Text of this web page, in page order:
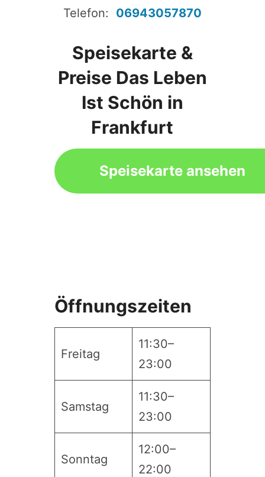
Telefon: 06943057870
Speisekarte &
Preise Das Leben
Ist Schön in
Frankfurt
Speisekarte ansehen
Öffnungszeiten
Freitag
11:30–
23:00
Samstag
11:30–
23:00
Sonntag
12:00–
22:00